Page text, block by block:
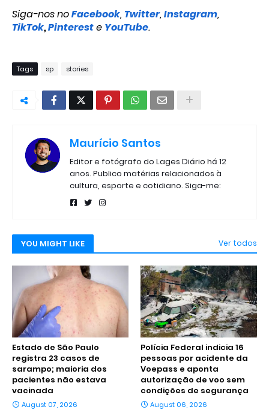
Siga-nos noFacebook, Twitter, Instagram,
TikTok,Pintereste YouTube.
Tags sp stories
Maurício Santos
Editor e fotógrafo do Lages Diário há 12
anos. Publico matérias relacionados à
cultura, esporte e cotidiano. Siga-me:
YOU MIGHT LIKE Ver todos
Estado de São Paulo
registra 23 casos de
sarampo; maioria dos
pacientes não estava
vacinada
August 07, 2026
Polícia Federal indicia 16
pessoas por acidente da
Voepass e aponta
autorização de voo sem
condições de segurança
August 06, 2026